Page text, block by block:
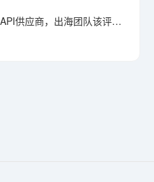
选Win Gaming这类包网/游戏API供应商，出海团队该评估哪些维度